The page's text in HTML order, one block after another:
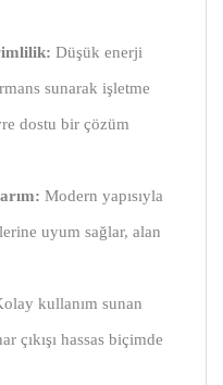
Düşük enerji
sunarak işletme
dostu bir çözüm
Modern yapısıyla
uyum sağlar, alan
kullanım sunan
çıkışı hassas biçimde